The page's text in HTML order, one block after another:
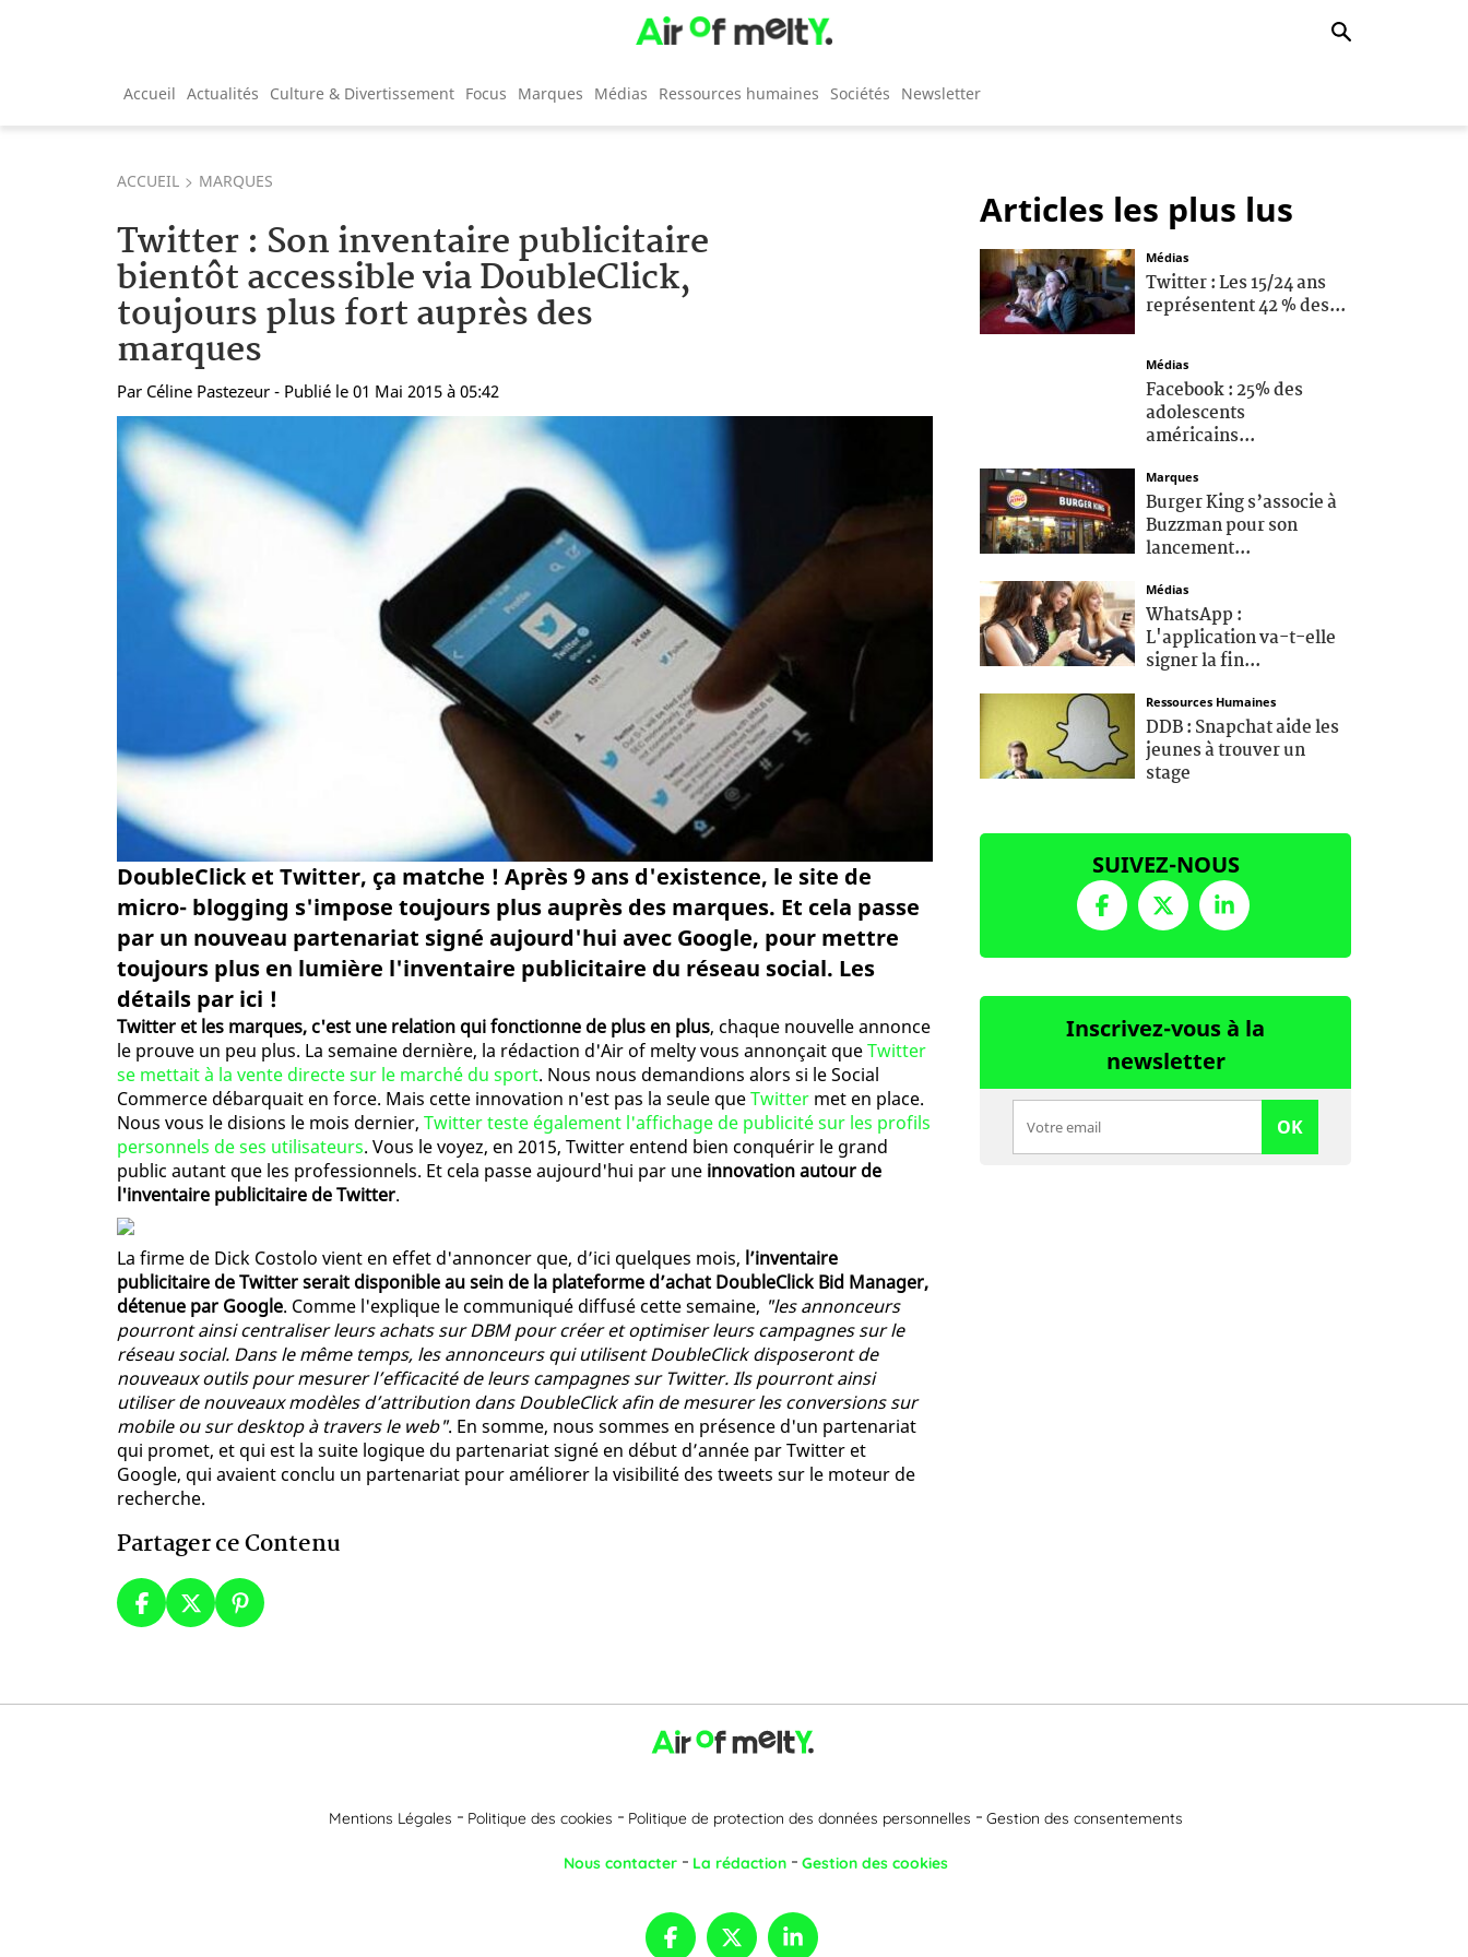
Accueil Actualités Culture & Divertissement Focus Marques Médias Ressources humaines Sociétés Newsletter
ACCUEIL MARQUES
Twitter : Son inventaire publicitaire
bientôt accessible via DoubleClick,
toujours plus fort auprès des
marques
Par Céline Pastezeur - Publié le 01 Mai 2015 à 05:42
DoubleClick et Twitter, ça matche ! Après 9 ans d'existence, le site de
micro- blogging s'impose toujours plus auprès des marques. Et cela passe
par un nouveau partenariat signé aujourd'hui avec Google, pour mettre
toujours plus en lumière l'inventaire publicitaire du réseau social. Les
détails par ici !
Twitter et les marques, c'est une relation qui fonctionne de plus en plus, chaque nouvelle annonce
le prouve un peu plus. La semaine dernière, la rédaction d'Air of melty vous annonçait queTwitter
se mettait à la vente directe sur le marché du sport. Nous nous demandions alors si le Social
Commerce débarquait en force. Mais cette innovation n'est pas la seule queTwitter met en place.
Nous vous le disions le mois dernier, Twitter teste également l'affichage de publicité sur les profils
personnels de ses utilisateurs. Vous le voyez, en 2015, Twitter entend bien conquérir le grand
public autant que les professionnels. Et cela passe aujourd'hui par une innovation autour de
l'inventaire publicitaire de Twitter.
La firme de Dick Costolo vient en effet d'annoncer que, d’ici quelques mois, l’inventaire
publicitaire de Twitter serait disponible au sein de la plateforme d’achat DoubleClick Bid Manager,
détenue par Google. Comme l'explique le communiqué diffusé cette semaine, "les annonceurs
pourront ainsi centraliser leurs achats sur DBM pour créer et optimiser leurs campagnes sur le
réseau social. Dans le même temps, les annonceurs qui utilisent DoubleClick disposeront de
nouveaux outils pour mesurer l’efficacité de leurs campagnes sur Twitter. Ils pourront ainsi
utiliser de nouveaux modèles d’attribution dans DoubleClick afin de mesurer les conversions sur
mobile ou sur desktop à travers le web". En somme, nous sommes en présence d'un partenariat
qui promet, et qui est la suite logique du partenariat signé en début d’année par Twitter et
Google, qui avaient conclu un partenariat pour améliorer la visibilité des tweets sur le moteur de
recherche.
Partager ce Contenu
Articles les plus lus
Médias
Twitter : Les 15/24 ans
représentent 42 % des...
Médias
Facebook : 25% des
adolescents
américains...
Marques
Burger King s’associe à
Buzzman pour son
lancement...
Médias
WhatsApp :
L'application va-t-elle
signer la fin...
Ressources Humaines
DDB : Snapchat aide les
jeunes à trouver un
stage
SUIVEZ-NOUS
Inscrivez-vous à la
newsletter
OK
Mentions Légales Politique des cookies Politique de protection des données personnelles Gestion des consentements
Nous contacter La rédaction Gestion des cookies